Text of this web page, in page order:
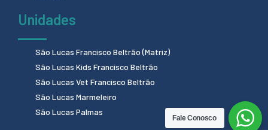
Unidades
São Lucas Francisco Beltrão (Matriz)
São Lucas Kids Francisco Beltrão
São Lucas Vet Francisco Beltrão
São Lucas Marmeleiro
São Lucas Palmas
Fale Conosco